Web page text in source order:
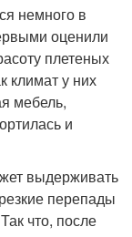
немного в
оценили
плетеных
климат у них
мебель,
и
выдерживать
перепады
что, после